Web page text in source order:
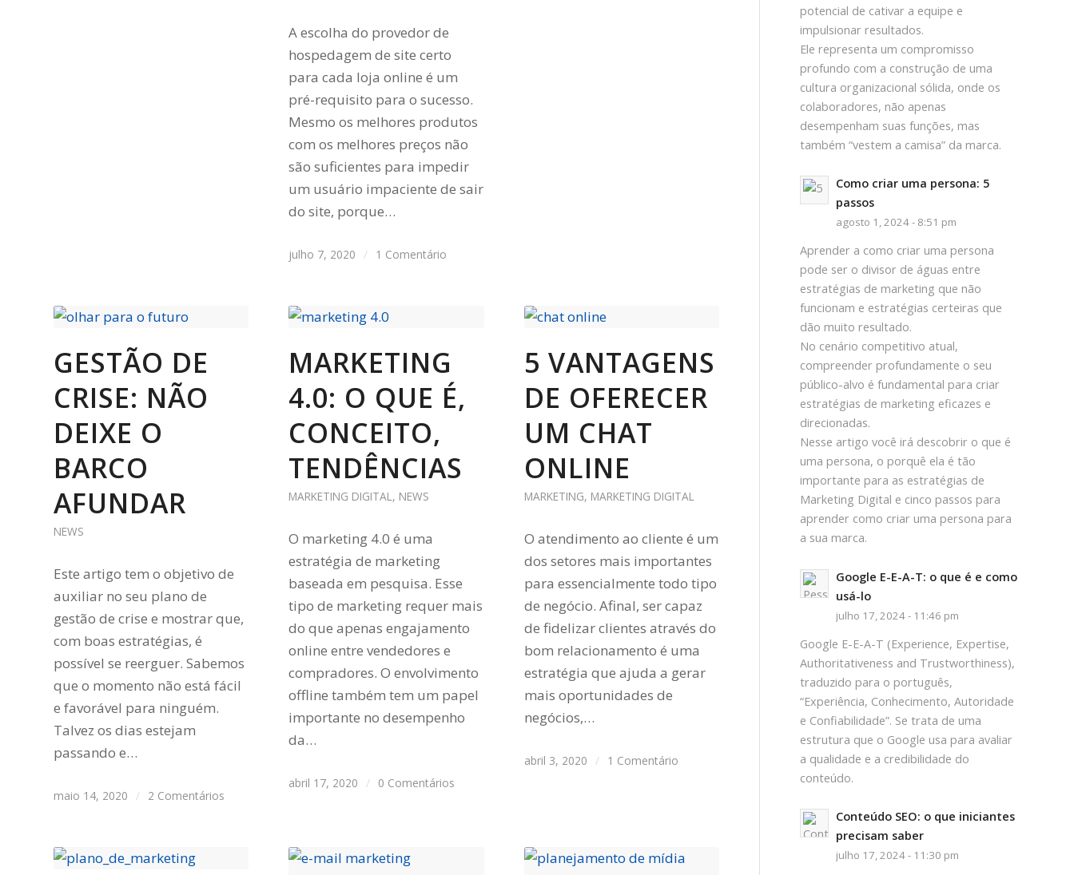
A escolha do provedor de
hospedagem de site certo
para cada loja online é um
pré-requisito para o sucesso.
Mesmo os melhores produtos
com os melhores preços não
são suficientes para impedir
um usuário impaciente de sair
do site, porque…
julho 7, 2020 / 1 Comentário
GESTÃO DE
CRISE: NÃO
DEIXE O
BARCO
AFUNDAR
NEWS
Este artigo tem o objetivo de
auxiliar no seu plano de
gestão de crise e mostrar que,
com boas estratégias, é
possível se reerguer. Sabemos
que o momento não está fácil
e favorável para ninguém.
Talvez os dias estejam
passando e…
maio 14, 2020 / 2 Comentários
MARKETING
4.0: O QUE É,
CONCEITO,
TENDÊNCIAS
MARKETING DIGITAL , NEWS
O marketing 4.0 é uma
estratégia de marketing
baseada em pesquisa. Esse
tipo de marketing requer mais
do que apenas engajamento
online entre vendedores e
compradores. O envolvimento
offline também tem um papel
importante no desempenho
da…
abril 17, 2020 / 0 Comentários
5 VANTAGENS
DE OFERECER
UM CHAT
ONLINE
MARKETING, MARKETING DIGITAL
O atendimento ao cliente é um
dos setores mais importantes
para essencialmente todo tipo
de negócio. Afinal, ser capaz
de fidelizar clientes através do
bom relacionamento é uma
estratégia que ajuda a gerar
mais oportunidades de
negócios,…
abril 3, 2020 / 1 Comentário
potencial de cativar a equipe e
impulsionar resultados.
Ele representa um compromisso
profundo com a construção de uma
cultura organizacional sólida, onde os
colaboradores, não apenas
desempenham suas funções, mas
também “vestem a camisa” da marca.
Como criar uma persona: 5
passos
agosto 1, 2024 - 8:51 pm
Aprender a como criar uma persona
pode ser o divisor de águas entre
estratégias de marketing que não
funcionam e estratégias certeiras que
dão muito resultado.
No cenário competitivo atual,
compreender profundamente o seu
público-alvo é fundamental para criar
estratégias de marketing eficazes e
direcionadas.
Nesse artigo você irá descobrir o que é
uma persona, o porquê ela é tão
importante para as estratégias de
Marketing Digital e cinco passos para
aprender como criar uma persona para
a sua marca.
Google E-E-A-T: o que é e como
usá-lo
julho 17, 2024 - 11:46 pm
Google E-E-A-T (Experience, Expertise,
Authoritativeness and Trustworthiness),
traduzido para o português,
“Experiência, Conhecimento, Autoridade
e Confiabilidade”. Se trata de uma
estrutura que o Google usa para avaliar
a qualidade e a credibilidade do
conteúdo.
Conteúdo SEO: o que iniciantes
precisam saber
julho 17, 2024 - 11:30 pm